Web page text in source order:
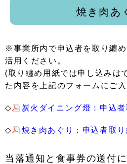
焼き肉あ
※事業所内で申込者を取り纏
活用ください。
(取り纏め用紙では申し込みは
た内容を上記のフォームにご
◇ 炭火ダイニング燈：申込
◇ 焼き肉あぐり：申込者取
当落通知と食事券の送付